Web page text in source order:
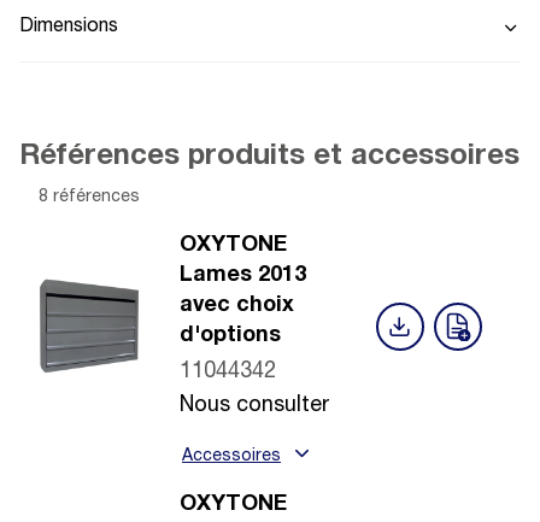
Dimensions
Références produits et accessoires
8 références
OXYTONE
Lames 2013
avec choix
d'options
11044342
Nous consulter
Accessoires
OXYTONE